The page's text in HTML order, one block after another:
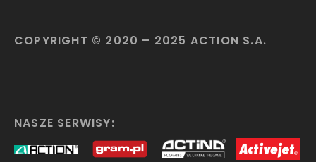
COPYRIGHT © 2020 – 2025 ACTION S.A.
NASZE SERWISY: